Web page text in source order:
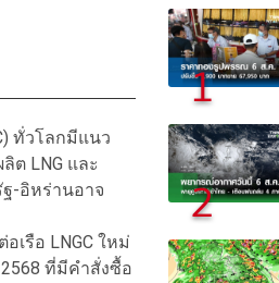
ทั่วโลกมีแนว
ต LNG และ
-อิหร่านอาจ
เรือ LNGC ใหม่
ที่มีคำสั่งซื้อ
1
2